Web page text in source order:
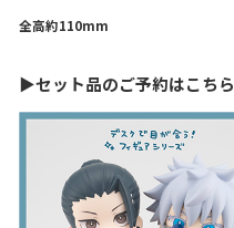
全高約110mm
▶セット品のご予約はこちら